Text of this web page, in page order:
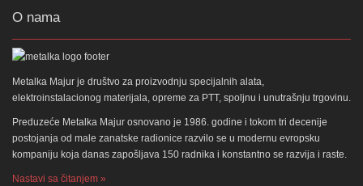
O nama
Metalka Majur je društvo za proizvodnju specijalnih alata,
elektroinstalacionog materijala, opreme za PTT, spoljnu i unutrašnju trgovinu.
Preduzeće Metalka Majur osnovano je 1986. godine i tokom tri decenije
postojanja od male zanatske radionice razvilo se u modernu evropsku
kompaniju koja danas zapošljava 150 radnika i konstantno se razvija i raste.
Nastavi sa čitanjem »